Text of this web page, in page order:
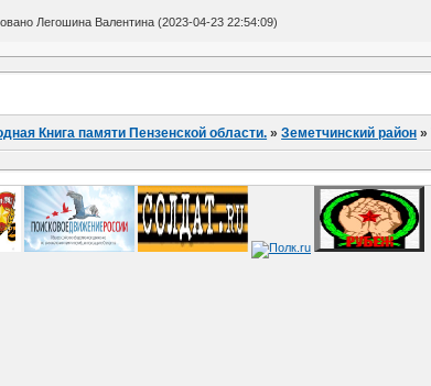
Легошина Валентина (2023-04-23 22:54:09)
Книга памяти Пензенской области. »Земетчинский район »